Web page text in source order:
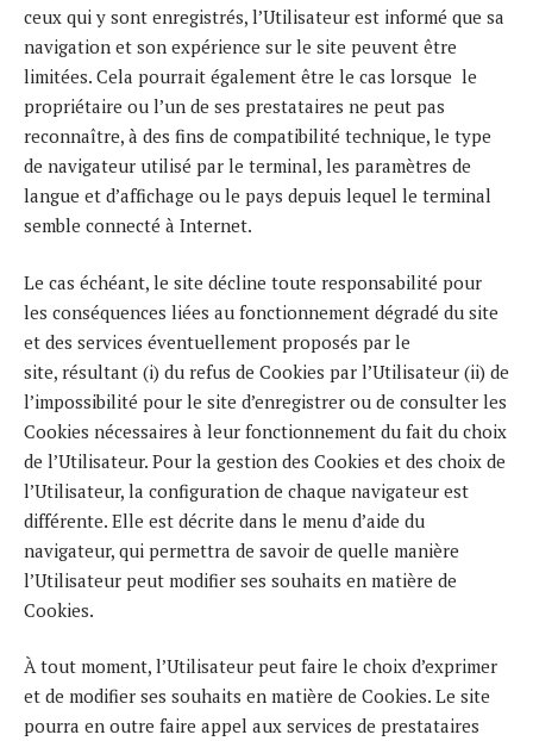
ceux qui y sont enregistrés, l’Utilisateur est informé que sa
navigation et son expérience sur le site peuvent être
limitées. Cela pourrait également être le cas lorsque le
propriétaire ou l’un de ses prestataires ne peut pas
reconnaître, à des fins de compatibilité technique, le type
de navigateur utilisé par le terminal, les paramètres de
langue et d’affichage ou le pays depuis lequel le terminal
semble connecté à Internet.
Le cas échéant, le site décline toute responsabilité pour
les conséquences liées au fonctionnement dégradé du site
et des services éventuellement proposés par le
site, résultant (i) du refus de Cookies par l’Utilisateur (ii) de
l’impossibilité pour le site d’enregistrer ou de consulter les
Cookies nécessaires à leur fonctionnement du fait du choix
de l’Utilisateur. Pour la gestion des Cookies et des choix de
l’Utilisateur, la configuration de chaque navigateur est
différente. Elle est décrite dans le menu d’aide du
navigateur, qui permettra de savoir de quelle manière
l’Utilisateur peut modifier ses souhaits en matière de
Cookies.
À tout moment, l’Utilisateur peut faire le choix d’exprimer
et de modifier ses souhaits en matière de Cookies. Le site
pourra en outre faire appel aux services de prestataires